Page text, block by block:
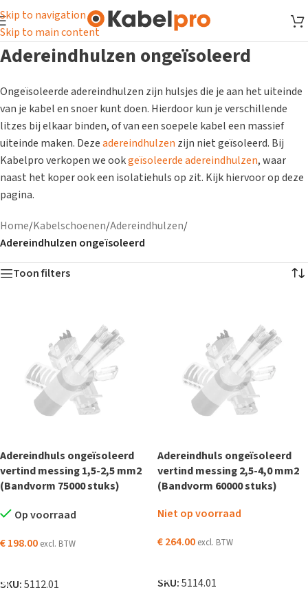
Skip to navigation
Skip to main content
Adereindhulzen ongeïsoleerd
Ongeïsoleerde adereindhulzen zijn hulsjes die je aan het uiteinde
van je kabel en snoer kunt doen. Hierdoor kun je verschillende
litzes bij elkaar binden, of van een soepele kabel een massief
uiteinde maken. Dezeadereindhulzen zijn niet geïsoleerd. Bij
Kabelpro verkopen we ookgeïsoleerde adereindhulzen, waar
naast het koper ook een isolatiehuls op zit. Kijk hiervoor op deze
pagina.
Home/Kabelschoenen/Adereindhulzen/
Adereindhulzen ongeïsoleerd
Toon filters
Adereindhuls ongeïsoleerd
vertind messing 1,5-2,5 mm2
(Bandvorm 75000 stuks)
Op voorraad
€198.00 excl. BTW
SKU:5112.01
Adereindhuls ongeïsoleerd
vertind messing 2,5-4,0 mm2
(Bandvorm 60000 stuks)
Niet op voorraad
€264.00 excl. BTW
SKU:5114.01